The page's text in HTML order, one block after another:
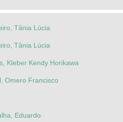
Tânia Lúcia
Tânia Lúcia
Kleber Kendy Horikawa
Omero Francisco
Eduardo